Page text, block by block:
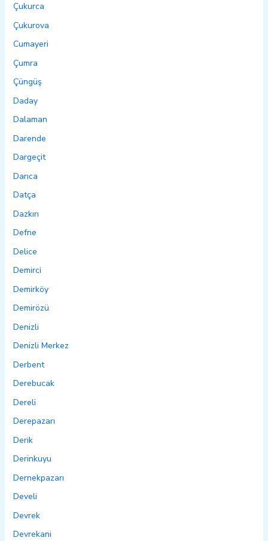
Çukurca
Çukurova
Cumayeri
Çumra
Çüngüş
Daday
Dalaman
Darende
Dargeçit
Darıca
Datça
Dazkırı
Defne
Delice
Demirci
Demirköy
Demirözü
Denizli
Denizli Merkez
Derbent
Derebucak
Dereli
Derepazarı
Derik
Derinkuyu
Dernekpazarı
Develi
Devrek
Devrekani